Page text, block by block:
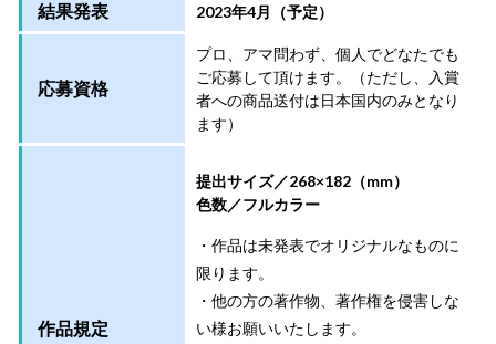
結果発表 2023年4月（予定）
応募資格
プロ、アマ問わず、個人でどなたでも
ご応募して頂けます。（ただし、入賞
者への商品送付は日本国内のみとなり
ます）
作品規定
提出サイズ／268×182（mm）
色数／フルカラー
・作品は未発表でオリジナルなものに
限ります。
・他の方の著作物、著作権を侵害しな
い様お願いいたします。